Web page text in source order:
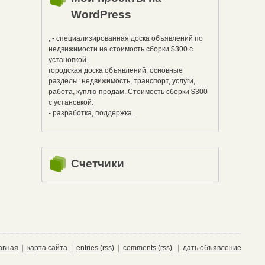
WordPress
, - специализированная доска объявлений по
недвижимости на стоимость сборки $300 с
установкой.
городская доска объявлений, основные
разделы: недвижимость, транспорт, услуги,
работа, куплю-продам. Стоимость сборки $300
с установкой.
- разработка, поддержка.
Счетчики
карта сайта entries (rss) comments (rss) дать объявление